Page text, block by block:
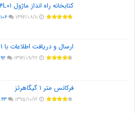
کتابخانه راه انداز ماژول NRF۲۴L۰۱
۱۳۹۴/۰۸/۱۱ ۱۰۶
ارسال و دریافت اطلاعات با NRF۲۴L۰۱
۱۳۹۴/۰۹/۲۲ ۹۲
فرکانس متر ۱ گیگاهرتز
۱۳۹۵/۱۰/۱۲ ۶۳